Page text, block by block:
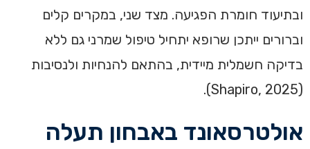
ובתיעוד חומרת הפגיעה. מצד שני, במקרים קלים
וברורים ייתכן שרופא יתחיל טיפול שמרני גם ללא
בדיקה חשמלית מיידית, בהתאם להנחיות ולנסיבות
(Shapiro, 2025).
אולטרסאונד באבחון תעלה